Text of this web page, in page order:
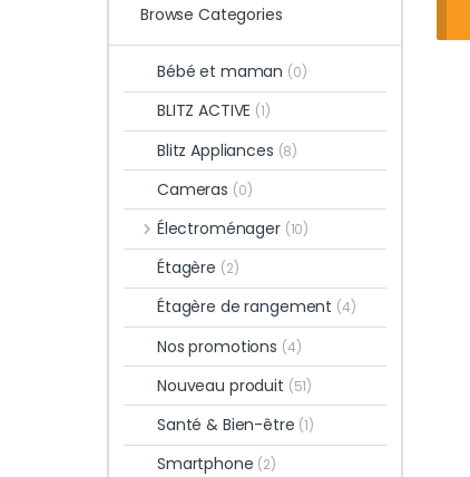
Browse Categories
Bébé et maman (0)
BLITZ ACTIVE (1)
Blitz Appliances (8)
Cameras (0)
Électroménager (10)
Étagère (2)
Étagère de rangement (4)
Nos promotions (4)
Nouveau produit (51)
Santé & Bien-être (1)
Smartphone (2)